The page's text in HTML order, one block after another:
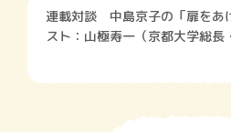
連載対談 中島京子の「扉を
スト：山極寿一（京都大学総長